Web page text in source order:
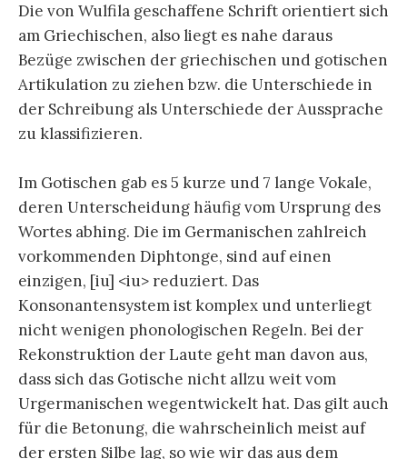
Die von Wulfila geschaffene Schrift orientiert sich
am Griechischen, also liegt es nahe daraus
Bezüge zwischen der griechischen und gotischen
Artikulation zu ziehen bzw. die Unterschiede in
der Schreibung als Unterschiede der Aussprache
zu klassifizieren.
Im Gotischen gab es 5 kurze und 7 lange Vokale,
deren Unterscheidung häufig vom Ursprung des
Wortes abhing. Die im Germanischen zahlreich
vorkommenden Diphtonge, sind auf einen
einzigen, [iu] <iu> reduziert. Das
Konsonantensystem ist komplex und unterliegt
nicht wenigen phonologischen Regeln. Bei der
Rekonstruktion der Laute geht man davon aus,
dass sich das Gotische nicht allzu weit vom
Urgermanischen wegentwickelt hat. Das gilt auch
für die Betonung, die wahrscheinlich meist auf
der ersten Silbe lag, so wie wir das aus dem